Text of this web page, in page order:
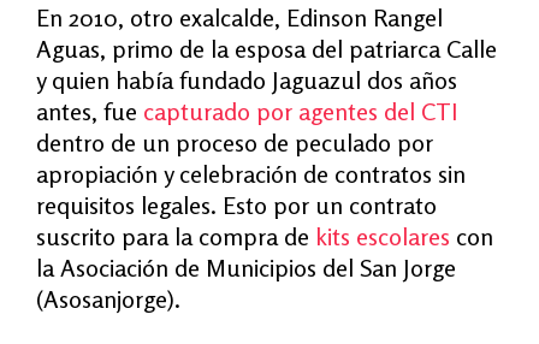
En 2010, otro exalcalde, Edinson Rangel
Aguas, primo de la esposa del patriarca Calle
y quien había fundado Jaguazul dos años
antes, fue capturado por agentes del CTI
dentro de un proceso de peculado por
apropiación y celebración de contratos sin
requisitos legales. Esto por un contrato
suscrito para la compra de kits escolares con
la Asociación de Municipios del San Jorge
(Asosanjorge).